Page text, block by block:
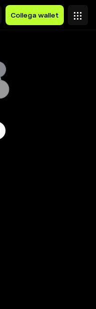
Collega wallet